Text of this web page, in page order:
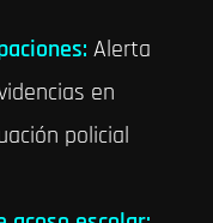
Alerta
en
policial